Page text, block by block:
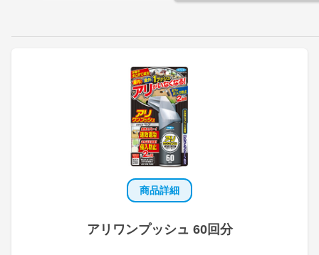
商品詳細
アリワンプッシュ 60回分